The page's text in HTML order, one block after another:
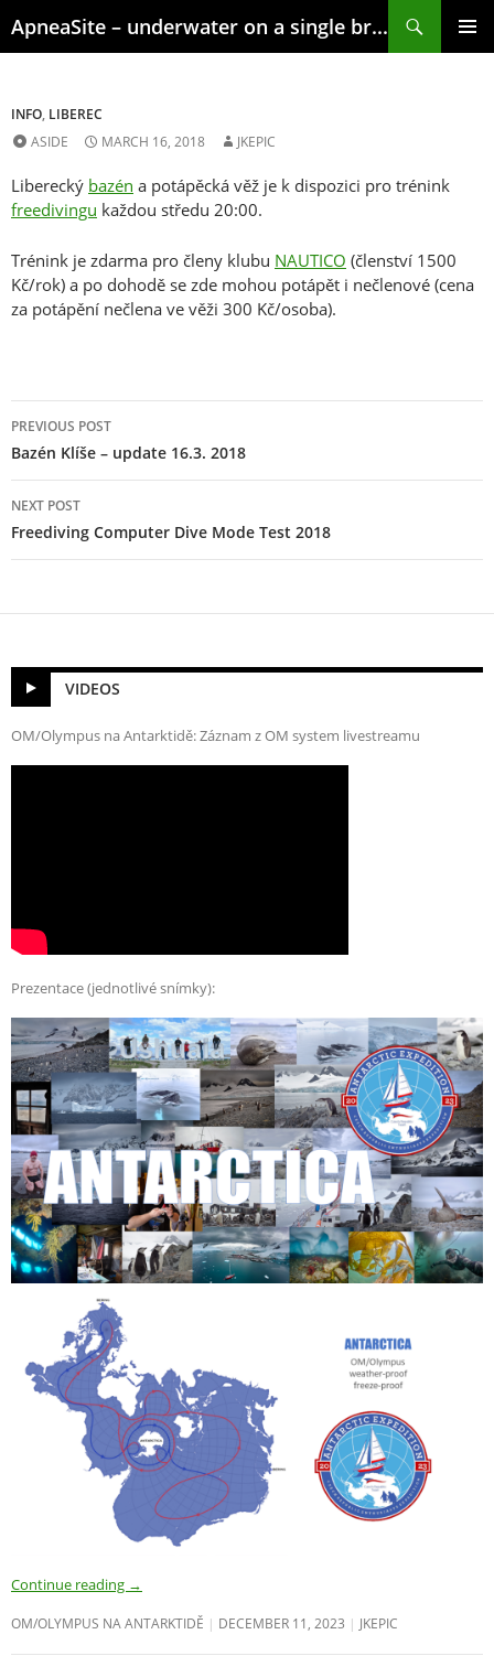
to
ApneaSite – underwater on a single breath
INFO LIBEREC
ASIDE
MARCH 16, 2018 JKEPIC
Liberecký bazén a potápěcká věž je k dispozici pro trénink
freedivingu každou středu 20:00.
Trénink je zdarma pro členy klubu NAUTICO (členství 1500
Kč/rok) a po dohodě se zde mohou potápět i nečlenové (cena
za potápění nečlena ve věži 300 Kč/osoba).
navigation
PREVIOUS POST
Bazén Klíše – update 16.3. 2018
NEXT POST
Freediving Computer Dive Mode Test 2018
VIDEOS
OM/Olympus na Antarktidě: Záznam z OM system livestreamu
Prezentace (jednotlivé snímky):
Continue reading →
OM/OLYMPUS NA ANTARKTIDĚ DECEMBER 11, 2023 JKEPIC